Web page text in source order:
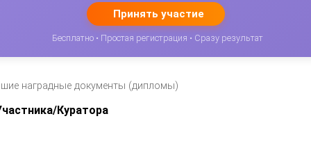
Принять участие
Бесплатно • Простая регистрация • Сразу результат
наградные документы (дипломы)
Куратора